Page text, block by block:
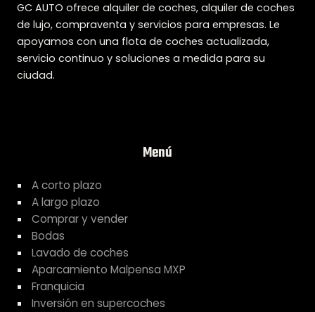
GC AUTO ofrece alquiler de coches, alquiler de coches
de lujo, compraventa y servicios para empresas. Le
apoyamos con una flota de coches actualizada,
servicio continuo y soluciones a medida para su
ciudad.
Menú
A corto plazo
A largo plazo
Comprar y vender
Bodas
Lavado de coches
Aparcamiento Malpensa MXP
Franquicia
Inversión en supercoches